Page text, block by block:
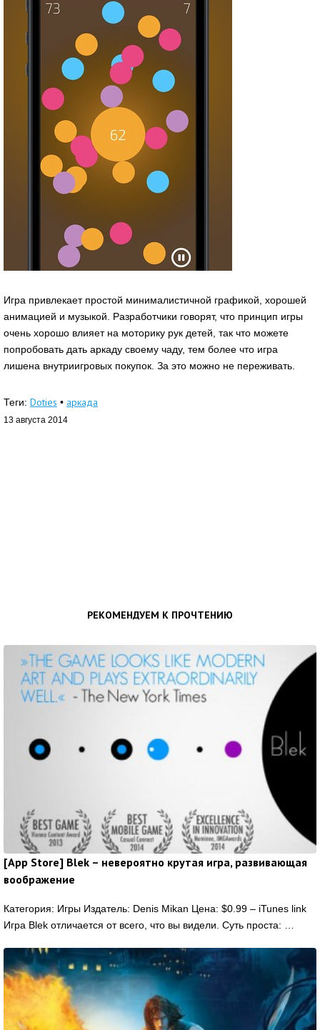
Игра привлекает простой минималистичной графикой, хорошей
анимацией и музыкой. Разработчики говорят, что принцип игры
очень хорошо влияет на моторику рук детей, так что можете
попробовать дать аркаду своему чаду, тем более что игра
лишена внутриигровых покупок. За это можно не переживать.
Теги: Doties • аркада
13 августа 2014
РЕКОМЕНДУЕМ К ПРОЧТЕНИЮ
[App Store] Blek – невероятно крутая игра, развивающая
воображение
Категория: Игры Издатель: Denis Mikan Цена: $0.99 – iTunes link
Игра Blek отличается от всего, что вы видели. Суть проста: …